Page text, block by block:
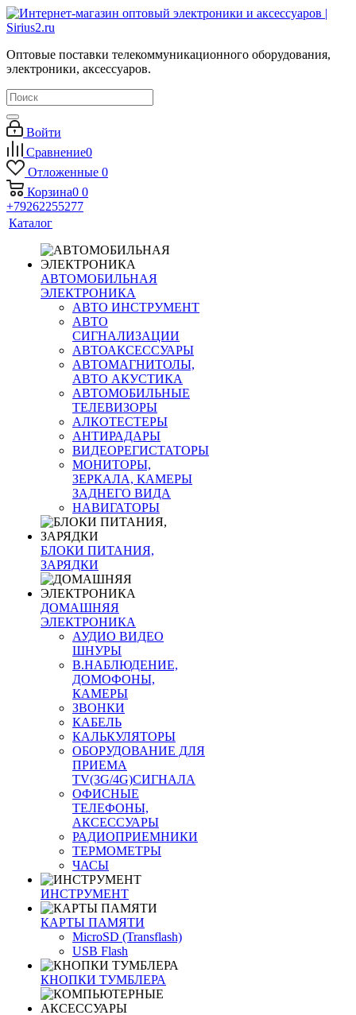
Оптовые поставки телекоммуникационного оборудования,
электроники, аксессуаров.
Войти
Сравнение0
Отложенные 0
Корзина0 0
+79262255277
Каталог
АВТОМОБИЛЬНАЯ
ЭЛЕКТРОНИКА
АВТО ИНСТРУМЕНТ
АВТО
СИГНАЛИЗАЦИИ
АВТОАКСЕССУАРЫ
АВТОМАГНИТОЛЫ,
АВТО АКУСТИКА
АВТОМОБИЛЬНЫЕ
ТЕЛЕВИЗОРЫ
АЛКОТЕСТЕРЫ
АНТИРАДАРЫ
ВИДЕОРЕГИСТАТОРЫ
МОНИТОРЫ,
ЗЕРКАЛА, КАМЕРЫ
ЗАДНЕГО ВИДА
НАВИГАТОРЫ
БЛОКИ ПИТАНИЯ,
ЗАРЯДКИ
ДОМАШНЯЯ
ЭЛЕКТРОНИКА
АУДИО ВИДЕО
ШНУРЫ
В.НАБЛЮДЕНИЕ,
ДОМОФОНЫ,
КАМЕРЫ
ЗВОНКИ
КАБЕЛЬ
КАЛЬКУЛЯТОРЫ
ОБОРУДОВАНИЕ ДЛЯ
ПРИЕМА
TV(3G/4G)СИГНАЛА
ОФИСНЫЕ
ТЕЛЕФОНЫ,
АКСЕССУАРЫ
РАДИОПРИЕМНИКИ
ТЕРМОМЕТРЫ
ЧАСЫ
ИНСТРУМЕНТ
КАРТЫ ПАМЯТИ
MicroSD (Transflash)
USB Flash
КНОПКИ ТУМБЛЕРА